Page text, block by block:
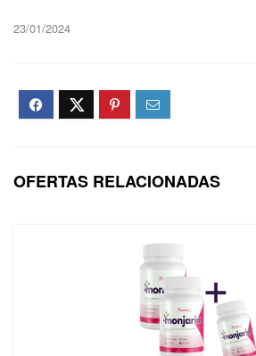
23/01/2024
OFERTAS RELACIONADAS